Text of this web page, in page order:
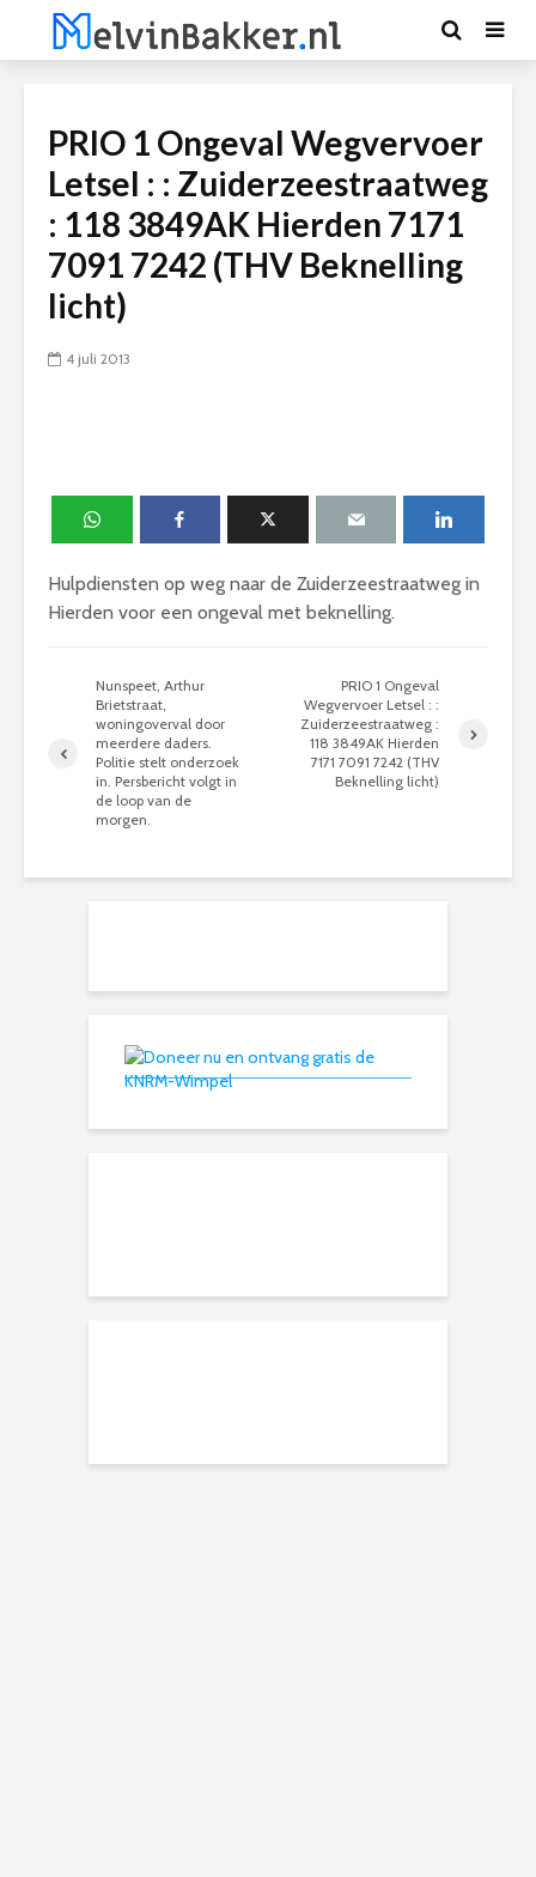
PRIO 1 Ongeval Wegvervoer
Letsel : : Zuiderzeestraatweg
: 118 3849AK Hierden 7171
7091 7242 (THV Beknelling
licht)
4 juli 2013
Hulpdiensten op weg naar de Zuiderzeestraatweg in
Hierden voor een ongeval met beknelling.
Nunspeet, Arthur
Brietstraat,
woningoverval door
meerdere daders.
Politie stelt onderzoek
in. Persbericht volgt in
de loop van de
morgen.
PRIO 1 Ongeval
Wegvervoer Letsel : :
Zuiderzeestraatweg :
118 3849AK Hierden
7171 7091 7242 (THV
Beknelling licht)